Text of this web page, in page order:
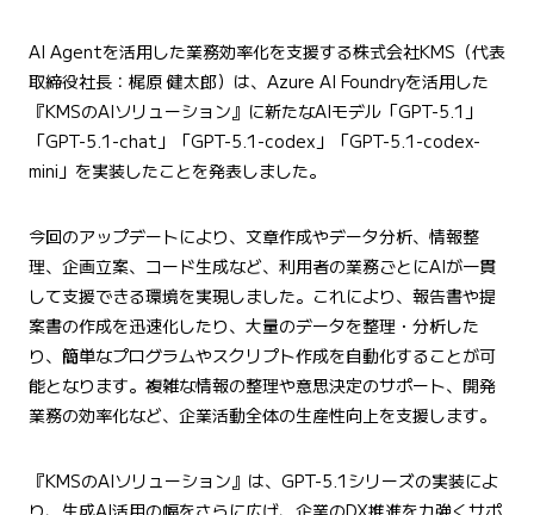
AI Agentを活用した業務効率化を支援する株式会社KMS（代表
取締役社長：梶原 健太郎）は、Azure AI Foundryを活用した
『KMSのAIソリューション』に新たなAIモデル「GPT-5.1」
「GPT-5.1-chat」「GPT-5.1-codex」「GPT-5.1-codex-
mini」を実装したことを発表しました。
今回のアップデートにより、文章作成やデータ分析、情報整
理、企画立案、コード生成など、利用者の業務ごとにAIが一貫
して支援できる環境を実現しました。これにより、報告書や提
案書の作成を迅速化したり、大量のデータを整理・分析した
り、簡単なプログラムやスクリプト作成を自動化することが可
能となります。複雑な情報の整理や意思決定のサポート、開発
業務の効率化など、企業活動全体の生産性向上を支援します。
『KMSのAIソリューション』は、GPT-5.1シリーズの実装によ
り、生成AI活用の幅をさらに広げ、企業のDX推進を力強くサポ